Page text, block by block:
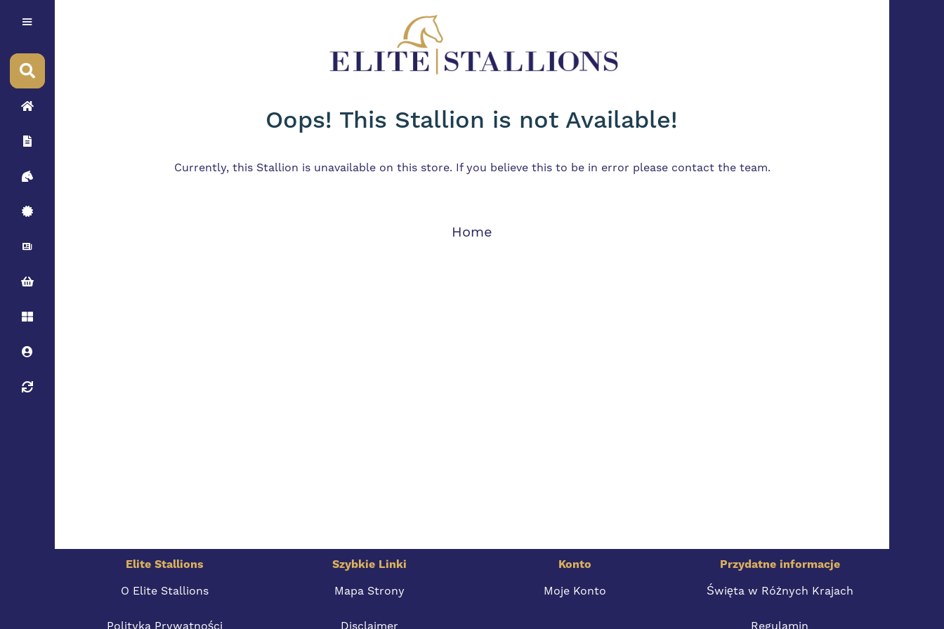
Oops! This Stallion is not Available!
Currently, this Stallion is unavailable on this store. If you believe this to be in error please contact the team.
Home
Elite Stallions Szybkie Linki Konto
Przydatne informacje
O Elite Stallions
Mapa Strony Moje Konto Święta w Różnych Krajach
Polityka Prywatności Disclaimer Regulamin